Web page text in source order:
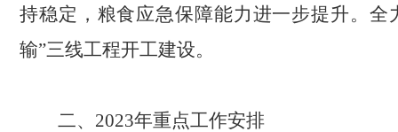
持稳定，粮食应急保障能力进一步提升。全
输”三线工程开工建设。
二、2023年重点工作安排